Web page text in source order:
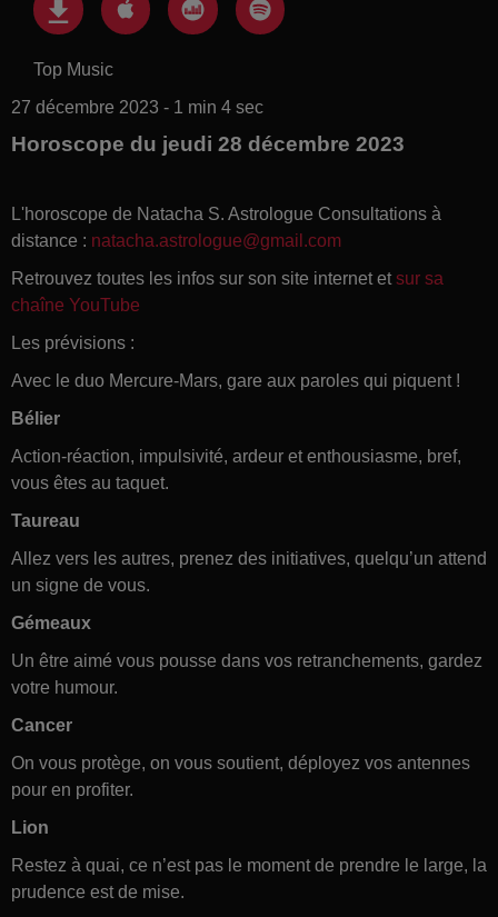
Top Music
27 décembre 2023 - 1 min 4 sec
Horoscope du jeudi 28 décembre 2023
L'horoscope de Natacha S. Astrologue Consultations à
distance : natacha.astrologue@gmail.com
Retrouvez toutes les infos sur son site internet et sur sa
chaîne YouTube
Les prévisions :
Avec le duo Mercure-Mars, gare aux paroles qui piquent !
Bélier
Action-réaction, impulsivité, ardeur et enthousiasme, bref,
vous êtes au taquet.
Taureau
Allez vers les autres, prenez des initiatives, quelqu’un attend
un signe de vous.
Gémeaux
Un être aimé vous pousse dans vos retranchements, gardez
votre humour.
Cancer
On vous protège, on vous soutient, déployez vos antennes
pour en profiter.
Lion
Restez à quai, ce n’est pas le moment de prendre le large, la
prudence est de mise.